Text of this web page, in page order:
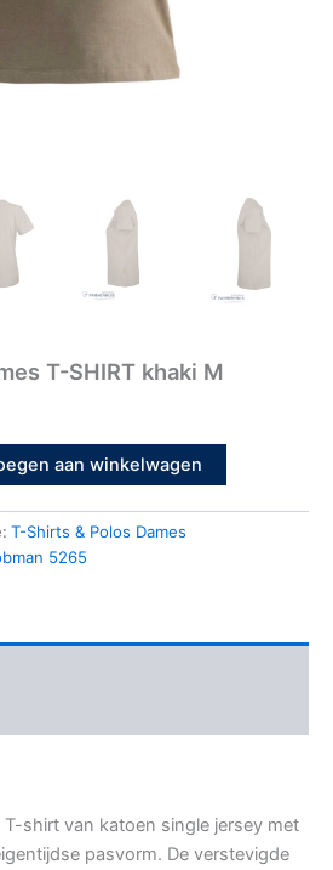
T-SHIRT khaki M
aan winkelwagen
T-Shirts & Polos Dames
5265
shirt van katoen single jersey met
pasvorm. De verstevigde